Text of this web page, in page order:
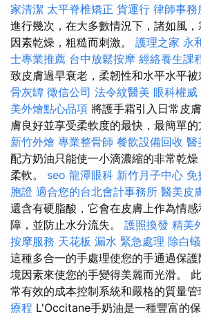
家清潔 太平脊椎矯正 貨運行 律師事務
進行幾次，在大多數情況下，諸如風
因素乾燥，粗糙而刺激。 護理之家 永
士專業推薦 台中放鬆按摩 經絡養生課
致皮膚過早衰老，柔韌性和水平水平被
骨灰罈 徵信公司 法令紋醫美 眼科權威
美外燴點心品項 將護手霜引入日常皮
膚良好並享受柔軟度的最快，最簡單
新竹外燴 專業整骨師 餐飲設備回收 醫
配方奶油只能使一小滴濃縮的非常乾
柔軟。 seo 龍潭眼科 新竹月子中心 免
胞證 適合您的台北會計事務所 醫美皮
還含有硬脂酸，它會在皮膚上作為情
障，並防止水分流失。 護照換發 精美
按摩服務 天花板 漏水 緊急處理 除白蟻
這種多合一的手處理使您的手通過保
境因素來使您的手變得美麗而光滑。
常有效的成本控制系統和嚴格的質量管
療程 L'Occitane手奶油是一種豐富的